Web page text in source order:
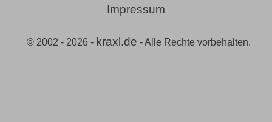
Impressum
© 2002 - 2026 - kraxl.de - Alle Rechte vorbehalten.